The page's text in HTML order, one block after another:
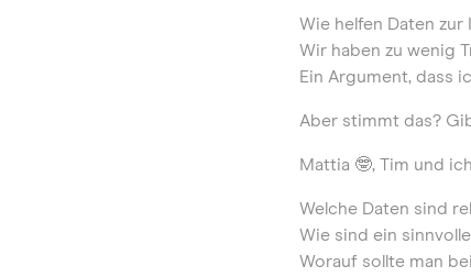
Wie helfen Daten zur
Wir haben zu wenig
Ein Argument, dass
Aber stimmt das?
Mattia 🤓, Tim und
Welche Daten sind
Wie sind ein
Worauf sollte man